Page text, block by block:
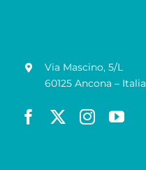
Via Mascino, 5/L
60125 Ancona – Italia